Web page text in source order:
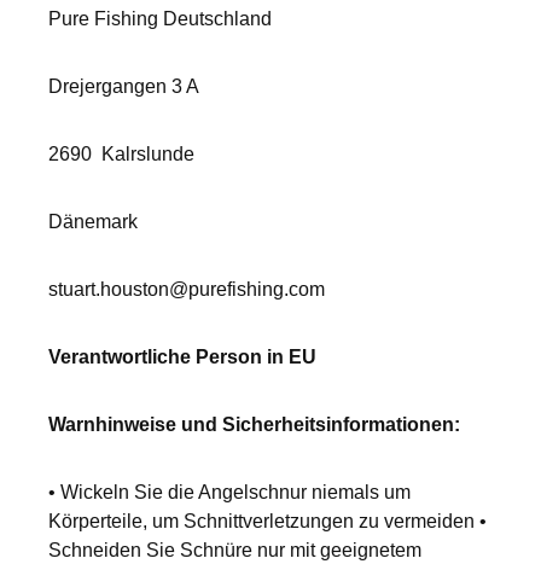
Pure Fishing Deutschland
Drejergangen 3 A
2690 Kalrslunde
Dänemark
stuart.houston@purefishing.com
Verantwortliche Person in EU
Warnhinweise und Sicherheitsinformationen:
• Wickeln Sie die Angelschnur niemals um
Körperteile, um Schnittverletzungen zu vermeiden •
Schneiden Sie Schnüre nur mit geeignetem